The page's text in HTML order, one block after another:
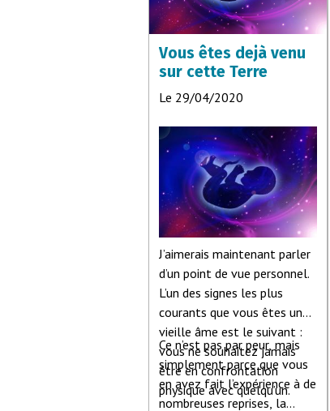
Vous êtes dejà venu
sur cette Terre
Le 29/04/2020
J’aimerais maintenant parler
d’un point de vue personnel.
L’un des signes les plus
courants que vous êtes une
vieille âme est le suivant :
vous ne souhaitez jamais
être en confrontation
physique avec quelqu’un.
Ce n’est pas par peur, mais
simplement parce que vous
en avez fait l’expérience à de
nombreuses reprises, la